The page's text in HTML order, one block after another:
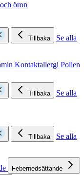
öron
Tillbaka
Se alla
Kontaktallergi Pollen
Tillbaka
Se alla
Tillbaka
Se alla
Febernedsättande